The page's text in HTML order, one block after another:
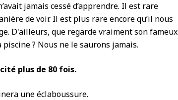
jamais cessé d’apprendre. Il est rare
de voir. Il est plus rare encore qu’il nous
D'ailleurs, que regarde vraiment son fameux
? Nous ne le saurons jamais.
plus de 80 fois.
une éclaboussure.